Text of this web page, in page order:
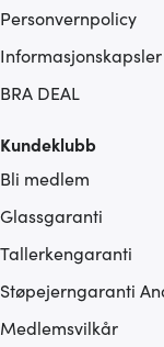
vårt, med
annonsering og
eller som de har
Personvernpolicy
BRA DEAL
Kundeklubb
Bli medlem
Glassgaranti
Tallerkengaranti
Støpejerngaranti
Medlemsvilkår